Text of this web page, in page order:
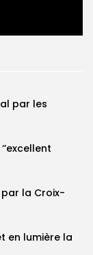
par les
la Croix-
en lumière la